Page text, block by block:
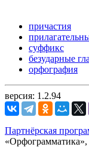
причастия
суффикс
безударные
орфография
версия: 1.2.94
Партнёрская